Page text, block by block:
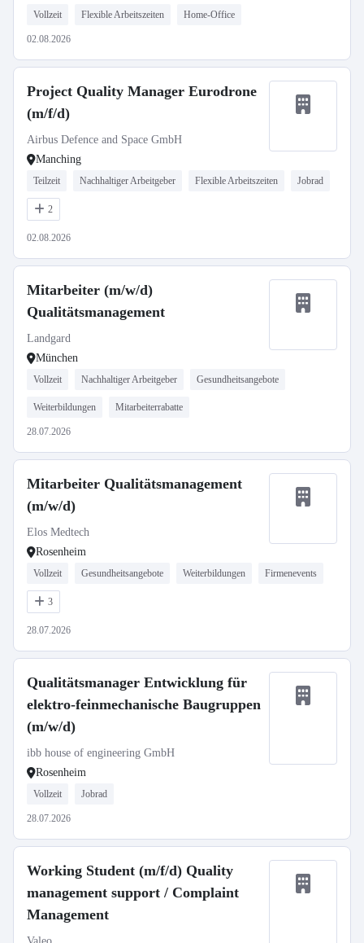
Vollzeit Flexible Arbeitszeiten Home-Office
02.08.2026
Project Quality Manager Eurodrone
(m/f/d)
Airbus Defence and Space GmbH
Manching
Teilzeit Nachhaltiger Arbeitgeber Flexible Arbeitszeiten Jobrad
2
02.08.2026
Mitarbeiter (m/w/d)
Qualitätsmanagement
Landgard
München
Vollzeit Nachhaltiger Arbeitgeber Gesundheitsangebote
Weiterbildungen Mitarbeiterrabatte
28.07.2026
Mitarbeiter Qualitätsmanagement
(m/w/d)
Elos Medtech
Rosenheim
Vollzeit Gesundheitsangebote Weiterbildungen Firmenevents
3
28.07.2026
Qualitätsmanager Entwicklung für
elektro-feinmechanische Baugruppen
(m/w/d)
ibb house of engineering GmbH
Rosenheim
Vollzeit Jobrad
28.07.2026
Working Student (m/f/d) Quality
management support / Complaint
Management